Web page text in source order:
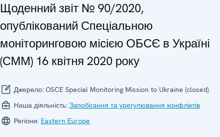
Щоденний звіт № 90/2020,
опублікований Спеціальною
моніторинговою місією ОБСЄ в Україні
(СММ) 16 квітня 2020 року
Джерело: OSCE Special Monitoring Mission to Ukraine (closed)
Наша діяльність: Запобігання та урегулювання конфліктів
Регіони: Eastern Europe